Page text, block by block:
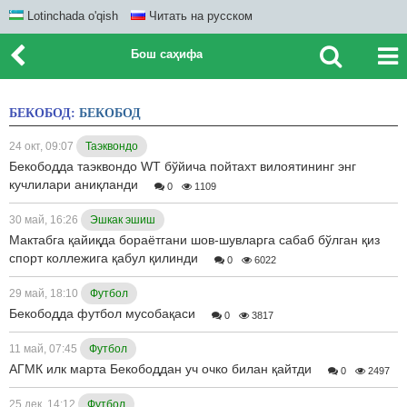
Lotinchada o'qish Читать на русском
Бош саҳифа
БЕКОБОД: БЕКОБОД
24 окт, 09:07 Таэквондо
Бекободда таэквондо WT бўйича пойтахт вилоятининг энг
кучлилари аниқланди
0 1109
30 май, 16:26 Эшкак эшиш
Мактабга қайиқда бораётгани шов-шувларга сабаб бўлган қиз
спорт коллежига қабул қилинди
0 6022
29 май, 18:10 Футбол
Бекободда футбол мусобақаси 0 3817
11 май, 07:45 Футбол
АГМК илк марта Бекободдан уч очко билан қайтди 0 2497
25 дек, 14:12 Футбол